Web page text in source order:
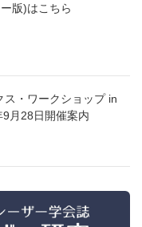
版)はこちら
・ワークショップ in
月28日開催案内